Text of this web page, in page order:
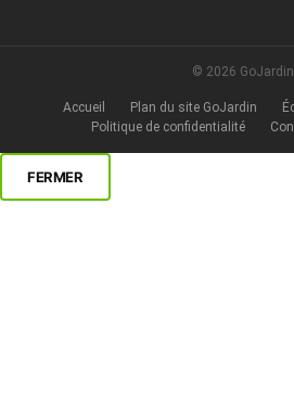
© 2026 GoJardin
Accueil Plan du site GoJardin
Politique de confidentialité
FERMER